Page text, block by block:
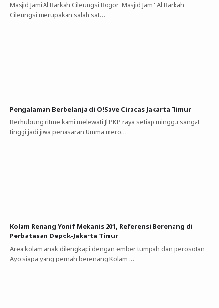
Masjid Jami'Al Barkah Cileungsi Bogor Masjid Jami' Al Barkah
Cileungsi merupakan salah sat…
Pengalaman Berbelanja di O!Save Ciracas Jakarta Timur
Berhubung ritme kami melewati Jl PKP raya setiap minggu sangat
tinggi jadi jiwa penasaran Umma mero…
Kolam Renang Yonif Mekanis 201, Referensi Berenang di
Perbatasan Depok-Jakarta Timur
Area kolam anak dilengkapi dengan ember tumpah dan perosotan
Ayo siapa yang pernah berenang Kolam …